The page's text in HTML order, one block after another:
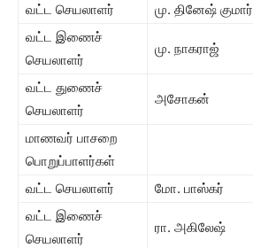
வட்ட செயலாளர்
மு. தினேஷ் குமார்
வட்ட இணைச்
செயலாளர்
மு. நாகராஜ்
வட்ட துணைச்
செயலாளர்
அசோகன்
மாணவர் பாசறை
பொறுப்பாளர்கள்
வட்ட செயலாளர்
மோ. பாஸ்கர்
வட்ட இணைச்
செயலாளர்
ரா. அகிலேஷ்